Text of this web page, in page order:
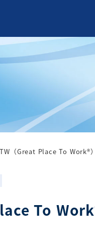
実績紹介
（Great Place To Work®
To